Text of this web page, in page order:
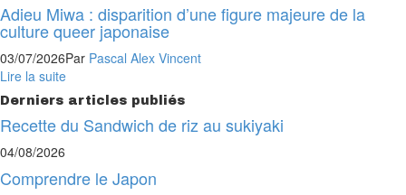
Adieu Miwa : disparition d’une figure majeure de la
culture queer japonaise
03/07/2026Par Pascal Alex Vincent
Lire la suite
Derniers articles publiés
Recette du Sandwich de riz au sukiyaki
04/08/2026
Comprendre le Japon